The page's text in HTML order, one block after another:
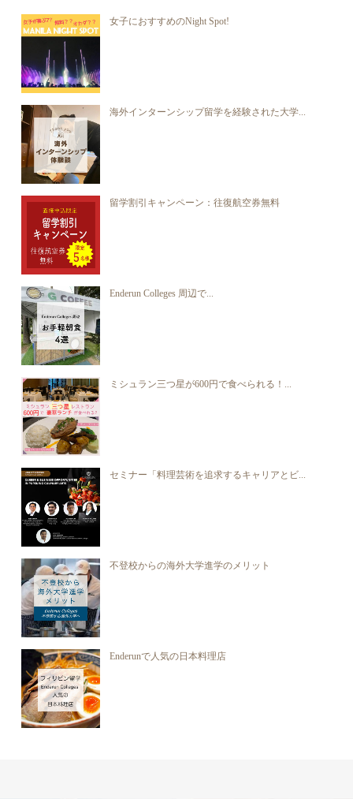
女子におすすめのNight Spot!
海外インターンシップ留学を経験された大学...
留学割引キャンペーン：往復航空券無料
Enderun Colleges 周辺で...
ミシュラン三つ星が600円で食べられる！...
セミナー「料理芸術を追求するキャリアとビ...
不登校からの海外大学進学のメリット
Enderunで人気の日本料理店